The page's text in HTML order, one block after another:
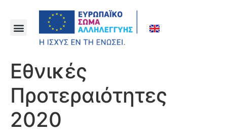
Εθνικές
Προτεραιότητες
2020